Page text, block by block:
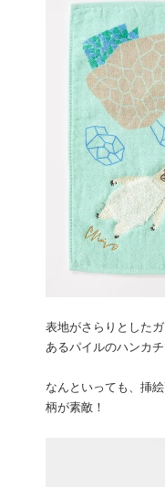
表地がさらりとした
あるパイルのハンカチ
なんといっても、挿
柄が素敵！